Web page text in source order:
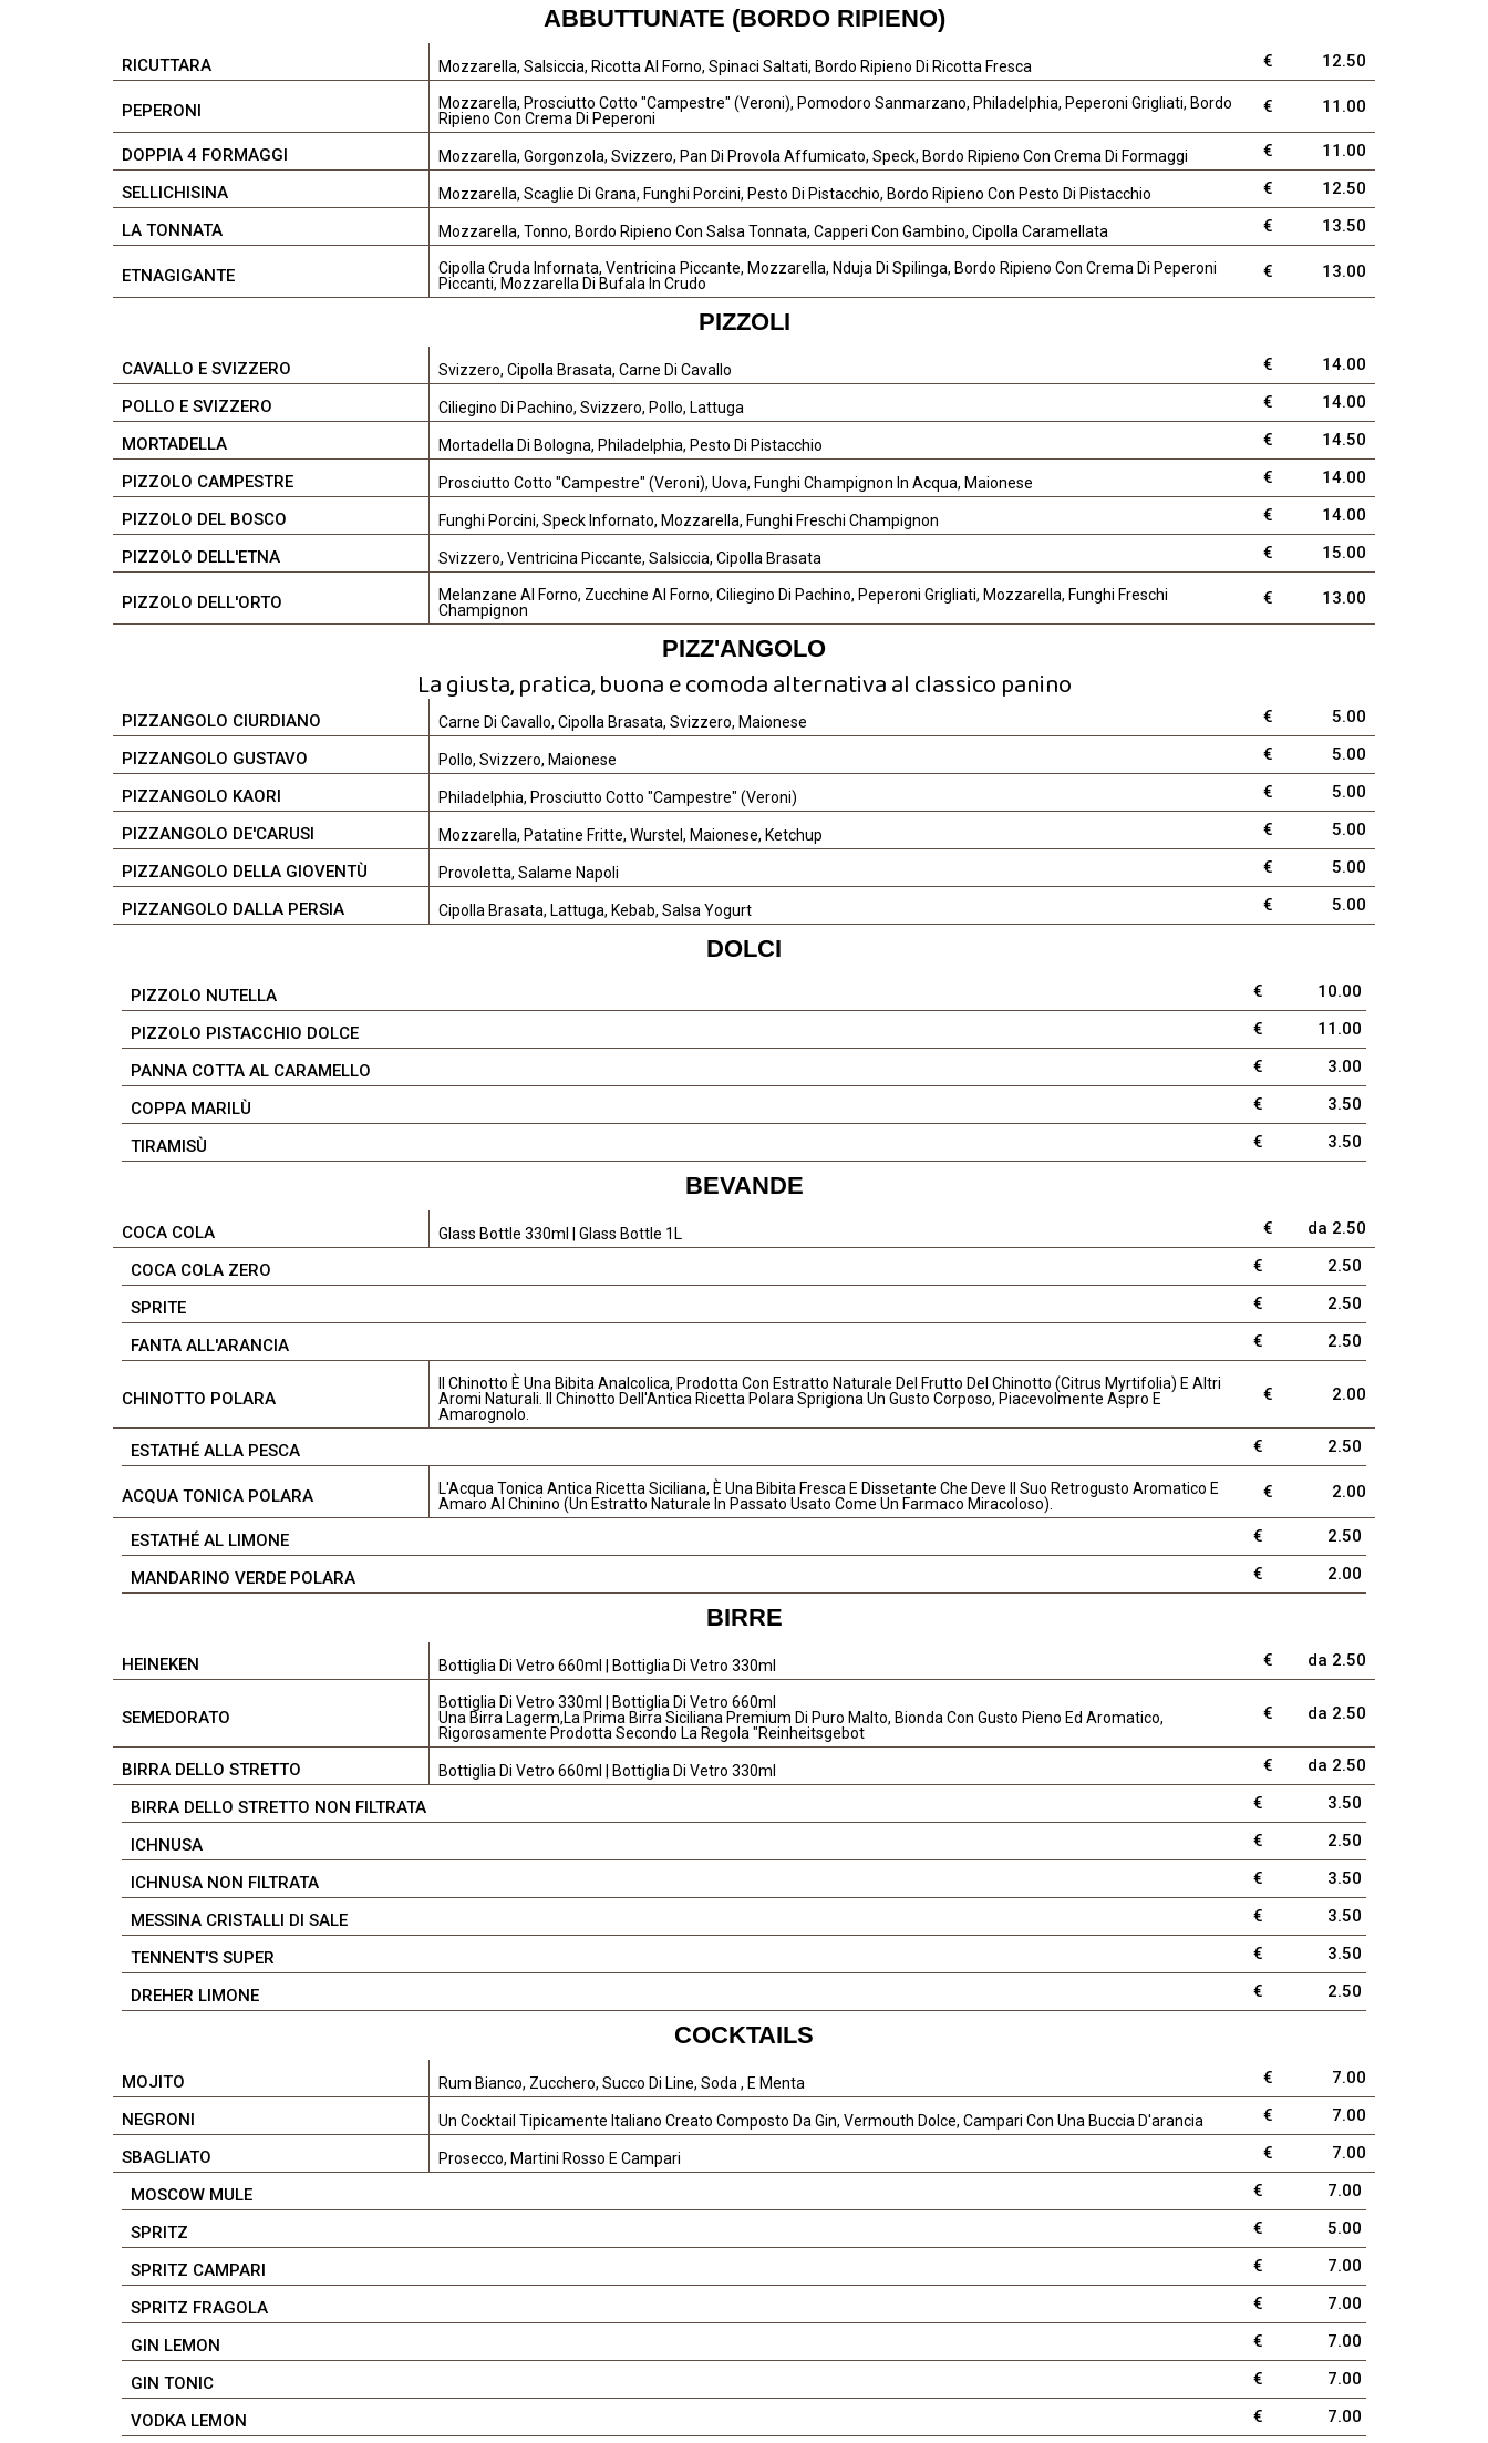
ABBUTTUNATE (BORDO RIPIENO)
RICUTTARA Mozzarella, Salsiccia, Ricotta Al Forno, Spinaci Saltati, Bordo Ripieno Di Ricotta Fresca € 12.50
PEPERONI
Mozzarella, Prosciutto Cotto "Campestre" (Veroni), Pomodoro Sanmarzano, Philadelphia, Peperoni Grigliati, Bordo
Ripieno Con Crema Di Peperoni
€ 11.00
DOPPIA 4 FORMAGGI Mozzarella, Gorgonzola, Svizzero, Pan Di Provola Affumicato, Speck, Bordo Ripieno Con Crema Di Formaggi € 11.00
SELLICHISINA Mozzarella, Scaglie Di Grana, Funghi Porcini, Pesto Di Pistacchio, Bordo Ripieno Con Pesto Di Pistacchio € 12.50
LA TONNATA Mozzarella, Tonno, Bordo Ripieno Con Salsa Tonnata, Capperi Con Gambino, Cipolla Caramellata € 13.50
ETNAGIGANTE
Cipolla Cruda Infornata, Ventricina Piccante, Mozzarella, Nduja Di Spilinga, Bordo Ripieno Con Crema Di Peperoni
Piccanti, Mozzarella Di Bufala In Crudo
€ 13.00
PIZZOLI
CAVALLO E SVIZZERO Svizzero, Cipolla Brasata, Carne Di Cavallo € 14.00
POLLO E SVIZZERO Ciliegino Di Pachino, Svizzero, Pollo, Lattuga € 14.00
MORTADELLA Mortadella Di Bologna, Philadelphia, Pesto Di Pistacchio € 14.50
PIZZOLO CAMPESTRE Prosciutto Cotto "Campestre" (Veroni), Uova, Funghi Champignon In Acqua, Maionese € 14.00
PIZZOLO DEL BOSCO Funghi Porcini, Speck Infornato, Mozzarella, Funghi Freschi Champignon € 14.00
PIZZOLO DELL'ETNA Svizzero, Ventricina Piccante, Salsiccia, Cipolla Brasata € 15.00
PIZZOLO DELL'ORTO
Melanzane Al Forno, Zucchine Al Forno, Ciliegino Di Pachino, Peperoni Grigliati, Mozzarella, Funghi Freschi
Champignon
€ 13.00
PIZZ'ANGOLO
La giusta, pratica, buona e comoda alternativa al classico panino
PIZZANGOLO CIURDIANO Carne Di Cavallo, Cipolla Brasata, Svizzero, Maionese € 5.00
PIZZANGOLO GUSTAVO Pollo, Svizzero, Maionese € 5.00
PIZZANGOLO KAORI Philadelphia, Prosciutto Cotto "Campestre" (Veroni) € 5.00
PIZZANGOLO DE'CARUSI Mozzarella, Patatine Fritte, Wurstel, Maionese, Ketchup € 5.00
PIZZANGOLO DELLA GIOVENTÙ Provoletta, Salame Napoli € 5.00
PIZZANGOLO DALLA PERSIA Cipolla Brasata, Lattuga, Kebab, Salsa Yogurt € 5.00
DOLCI
PIZZOLO NUTELLA € 10.00
PIZZOLO PISTACCHIO DOLCE € 11.00
PANNA COTTA AL CARAMELLO € 3.00
COPPA MARILÙ € 3.50
TIRAMISÙ € 3.50
BEVANDE
COCA COLA Glass Bottle 330ml | Glass Bottle 1L € da 2.50
COCA COLA ZERO € 2.50
SPRITE € 2.50
FANTA ALL'ARANCIA € 2.50
CHINOTTO POLARA
Il Chinotto È Una Bibita Analcolica, Prodotta Con Estratto Naturale Del Frutto Del Chinotto (Citrus Myrtifolia) E Altri
Aromi Naturali. Il Chinotto Dell'Antica Ricetta Polara Sprigiona Un Gusto Corposo, Piacevolmente Aspro E
Amarognolo.
€ 2.00
ESTATHÉ ALLA PESCA € 2.50
ACQUA TONICA POLARA
L'Acqua Tonica Antica Ricetta Siciliana, È Una Bibita Fresca E Dissetante Che Deve Il Suo Retrogusto Aromatico E
Amaro Al Chinino (un Estratto Naturale In Passato Usato Come Un Farmaco Miracoloso).
€ 2.00
ESTATHÉ AL LIMONE € 2.50
MANDARINO VERDE POLARA € 2.00
BIRRE
HEINEKEN Bottiglia Di Vetro 660ml | Bottiglia Di Vetro 330ml € da 2.50
SEMEDORATO
Bottiglia Di Vetro 330ml | Bottiglia Di Vetro 660ml
Una Birra Lagerm,la Prima Birra Siciliana Premium Di Puro Malto, Bionda Con Gusto Pieno Ed Aromatico,
Rigorosamente Prodotta Secondo La Regola "Reinheitsgebot
€ da 2.50
BIRRA DELLO STRETTO Bottiglia Di Vetro 660ml | Bottiglia Di Vetro 330ml € da 2.50
BIRRA DELLO STRETTO NON FILTRATA € 3.50
ICHNUSA € 2.50
ICHNUSA NON FILTRATA € 3.50
MESSINA CRISTALLI DI SALE € 3.50
TENNENT'S SUPER € 3.50
DREHER LIMONE € 2.50
COCKTAILS
MOJITO Rum Bianco, Zucchero, Succo Di Line, Soda , E Menta € 7.00
NEGRONI Un Cocktail Tipicamente Italiano Creato Composto Da Gin, Vermouth Dolce, Campari Con Una Buccia D'arancia € 7.00
SBAGLIATO Prosecco, Martini Rosso E Campari € 7.00
MOSCOW MULE € 7.00
SPRITZ € 5.00
SPRITZ CAMPARI € 7.00
SPRITZ FRAGOLA € 7.00
GIN LEMON € 7.00
GIN TONIC € 7.00
VODKA LEMON € 7.00